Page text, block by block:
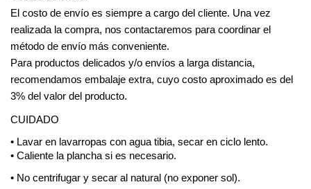
El costo de envío es siempre a cargo del cliente. Una vez
realizada la compra, nos contactaremos para coordinar el
método de envío más conveniente.
Para productos delicados y/o envíos a larga distancia,
recomendamos embalaje extra, cuyo costo aproximado es del
3% del valor del producto.
CUIDADO
• Lavar en lavarropas con agua tibia, secar en ciclo lento.
• Caliente la plancha si es necesario.
• No centrifugar y secar al natural (no exponer sol).